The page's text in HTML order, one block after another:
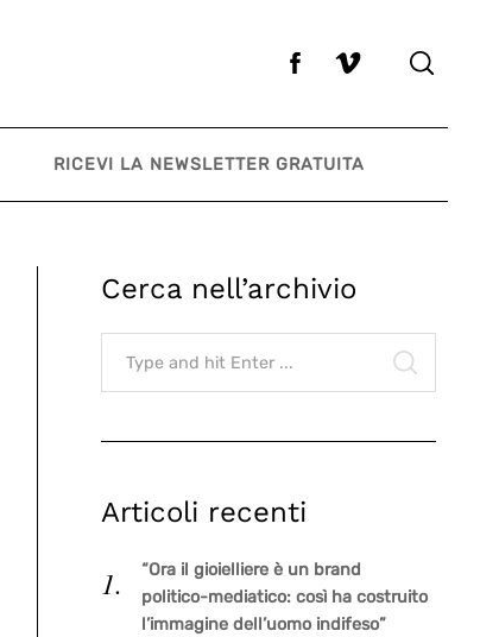
RICEVI LA NEWSLETTER GRATUITA
Cerca nell’archivio
Search
for:
Articoli recenti
“Ora il gioielliere è un brand
politico-mediatico: così ha costruito
l’immagine dell’uomo indifeso”